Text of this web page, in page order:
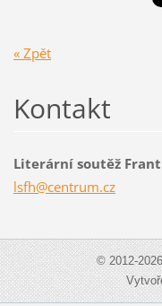
« Zpět
Kontakt
Literární soutěž
lsfh@centrum.cz
© 2012-